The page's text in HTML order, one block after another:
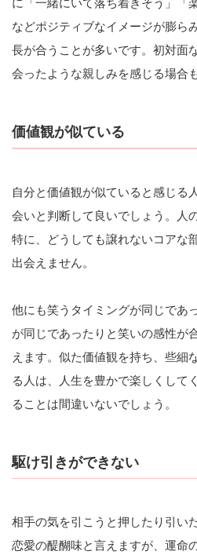
に「一緒にいて落ち着きそう」「
などポジティブなイメージが膨ら
長が合うことが多いです。初対面
会ったような親しみを感じる場合
価値観が似ている
自分と価値観が似ていると感じる
会いと判断して良いでしょう。人
特に、どうしても譲れないコアな
出会えません。
他にも笑うタイミングが同じであ
が同じであったりと笑いの感性が
えます。似た価値観を持ち、些細
る人は、人生を豊かで楽しくして
ることは間違いないでしょう。
駆け引きができない
相手の気を引こうと押したり引い
恋愛の醍醐味と言えますが、運命